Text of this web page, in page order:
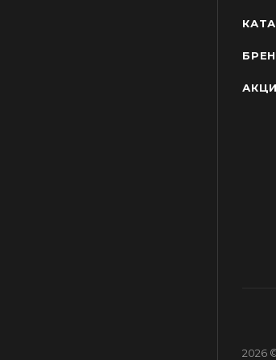
2026